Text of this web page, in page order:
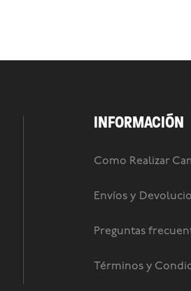
INFORMACIÓN
Como Realizar
Envíos y
Preguntas
Términos y